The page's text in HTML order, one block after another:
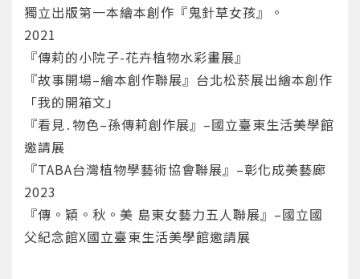
或
登入
忘記密碼
或
註冊
重設密碼
取消
獨立出版第一本繪本創作『鬼針草女孩』。
2021
『傳莉的小院子-花卉植物水彩畫展』
『故事開場–繪本創作聯展』台北松菸展出繪本創作
「我的開箱文」
『看見․物色–孫傳莉創作展』–國立臺東生活美學館
邀請展
『TABA台灣植物學藝術協會聯展』–彰化成美藝廊
2023
『傳。穎。秋。美 島東女藝力五人聯展』–國立國
父紀念館X國立臺東生活美學館邀請展